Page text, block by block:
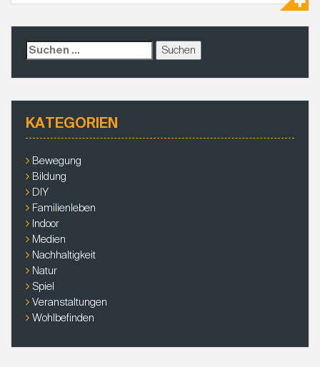
s
t
p
p
S
u
c
n
a
h
:
KATEGORIEN
Bewegung
Bildung
DIY
Familienleben
Indoor
Medien
Nachhaltigkeit
Natur
Spiel
Veranstaltungen
Wohlbefinden